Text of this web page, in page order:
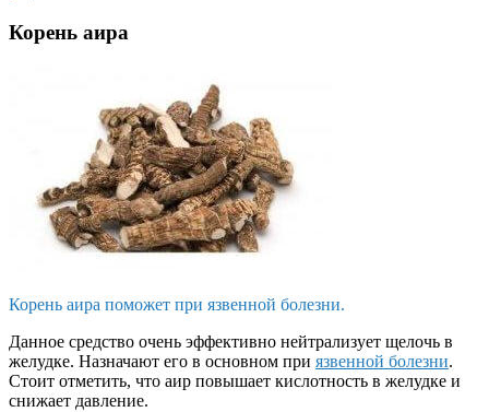
Корень аира
Корень аира поможет при язвенной болезни.
Данное средство очень эффективно нейтрализует щелочь в
желудке. Назначают его в основном при язвенной болезни.
Стоит отметить, что аир повышает кислотность в желудке и
снижает давление.